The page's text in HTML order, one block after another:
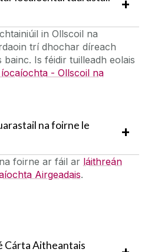
in Ollscoil na
trí dhochar díreach
Is féidir tuilleadh eolais
- Ollscoil na
na foirne le
foirne ar fáil ar láithreán
Airgeadais.
Cárta Aitheantais